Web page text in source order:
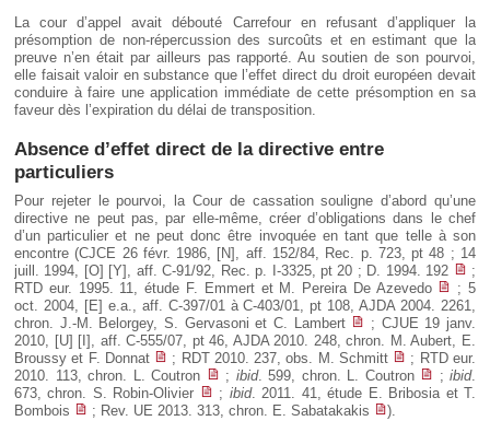
La cour d’appel avait débouté Carrefour en refusant d’appliquer la
présomption de non-répercussion des surcoûts et en estimant que la
preuve n’en était par ailleurs pas rapporté. Au soutien de son pourvoi,
elle faisait valoir en substance que l’effet direct du droit européen devait
conduire à faire une application immédiate de cette présomption en sa
faveur dès l’expiration du délai de transposition.
Absence d’effet direct de la directive entre
particuliers
Pour rejeter le pourvoi, la Cour de cassation souligne d’abord qu’une
directive ne peut pas, par elle-même, créer d’obligations dans le chef
d’un particulier et ne peut donc être invoquée en tant que telle à son
encontre (CJCE 26 févr. 1986, [N], aff. 152/84, Rec. p. 723, pt 48 ; 14
juill. 1994, [O] [Y], aff. C-91/92, Rec. p. I-3325, pt 20 ; D. 1994. 192
;
RTD eur. 1995. 11, étude F. Emmert et M. Pereira De Azevedo
; 5
oct. 2004, [E] e.a., aff. C-397/01 à C-403/01, pt 108, AJDA 2004. 2261,
chron. J.-M. Belorgey, S. Gervasoni et C. Lambert
; CJUE 19 janv.
2010, [U] [I], aff. C-555/07, pt 46, AJDA 2010. 248, chron. M. Aubert, E.
Broussy et F. Donnat
; RDT 2010. 237, obs. M. Schmitt
; RTD eur.
2010. 113, chron. L. Coutron
; ibid. 599, chron. L. Coutron ; ibid.
673, chron. S. Robin-Olivier
; ibid. 2011. 41, étude E. Bribosia et T.
Bombois
; Rev. UE 2013. 313, chron. E. Sabatakakis
).